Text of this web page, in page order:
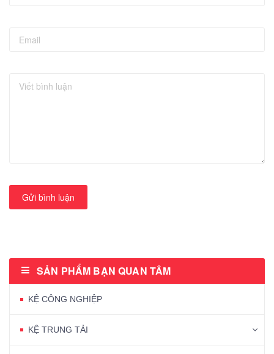
Gửi bình luận
SẢN PHẨM BẠN QUAN TÂM
KỆ CÔNG NGHIỆP
KỆ TRUNG TẢI